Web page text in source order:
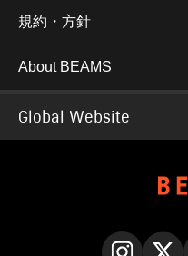
規約・方針
About BEAMS
Global Website